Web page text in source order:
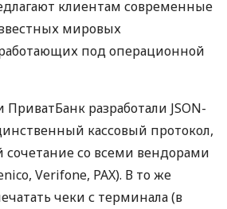
клиентам современные
мировых
под операционной
разработали JSON-
кассовый протокол,
со всеми вендорами
Verifone, PAX). В то же
чеки с терминала (в